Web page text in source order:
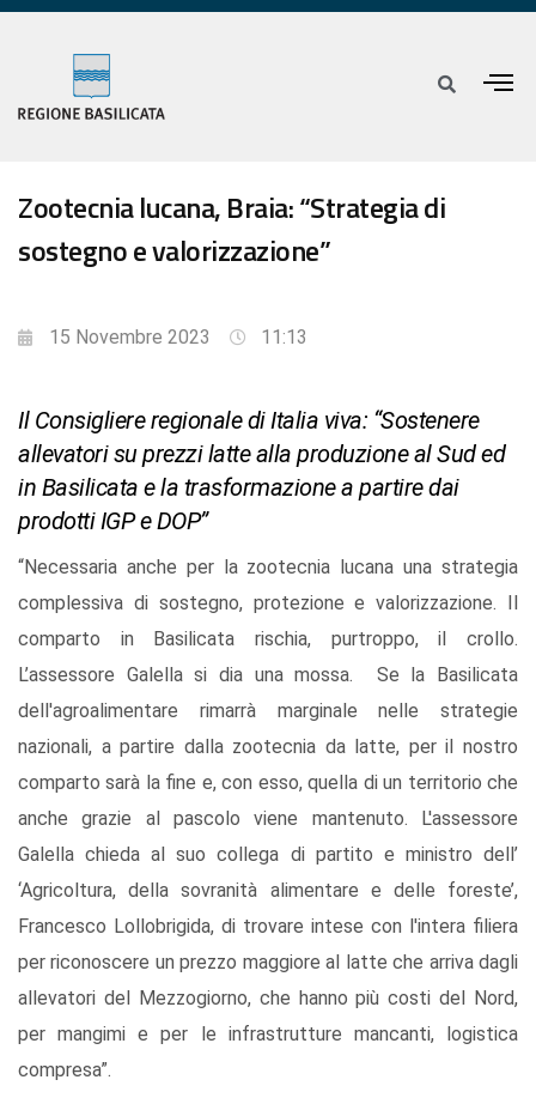
Zootecnia lucana, Braia: “Strategia di
sostegno e valorizzazione”
15 Novembre 2023 11:13
Il Consigliere regionale di Italia viva: “Sostenere
allevatori su prezzi latte alla produzione al Sud ed
in Basilicata e la trasformazione a partire dai
prodotti IGP e DOP”
“Necessaria anche per la zootecnia lucana una strategia
complessiva di sostegno, protezione e valorizzazione. Il
comparto in Basilicata rischia, purtroppo, il crollo.
L’assessore Galella si dia una mossa. Se la Basilicata
dell'agroalimentare rimarrà marginale nelle strategie
nazionali, a partire dalla zootecnia da latte, per il nostro
comparto sarà la fine e, con esso, quella di un territorio che
anche grazie al pascolo viene mantenuto. L'assessore
Galella chieda al suo collega di partito e ministro dell’
‘Agricoltura, della sovranità alimentare e delle foreste’,
Francesco Lollobrigida, di trovare intese con l'intera filiera
per riconoscere un prezzo maggiore al latte che arriva dagli
allevatori del Mezzogiorno, che hanno più costi del Nord,
per mangimi e per le infrastrutture mancanti, logistica
compresa”.